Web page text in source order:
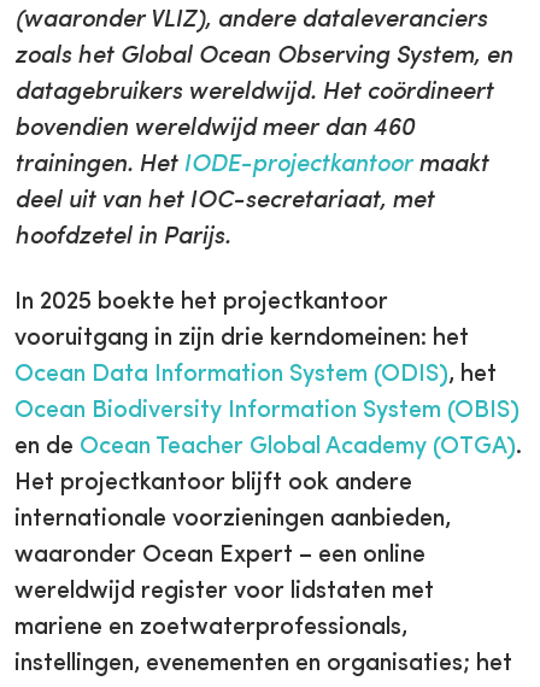
(waaronder VLIZ), andere dataleveranciers
zoals het Global Ocean Observing System, en
datagebruikers wereldwijd. Het coördineert
bovendien wereldwijd meer dan 460
trainingen. Het IODE-projectkantoormaakt
deel uit van het IOC-secretariaat, met
hoofdzetel in Parijs.
In 2025 boekte het projectkantoor
vooruitgang in zijn drie kerndomeinen: het
Ocean Data Information System (ODIS), het
Ocean Biodiversity Information System (OBIS)
en de Ocean Teacher Global Academy (OTGA).
Het projectkantoor blijft ook andere
internationale voorzieningen aanbieden,
waaronder Ocean Expert – een online
wereldwijd register voor lidstaten met
mariene en zoetwaterprofessionals,
instellingen, evenementen en organisaties; het